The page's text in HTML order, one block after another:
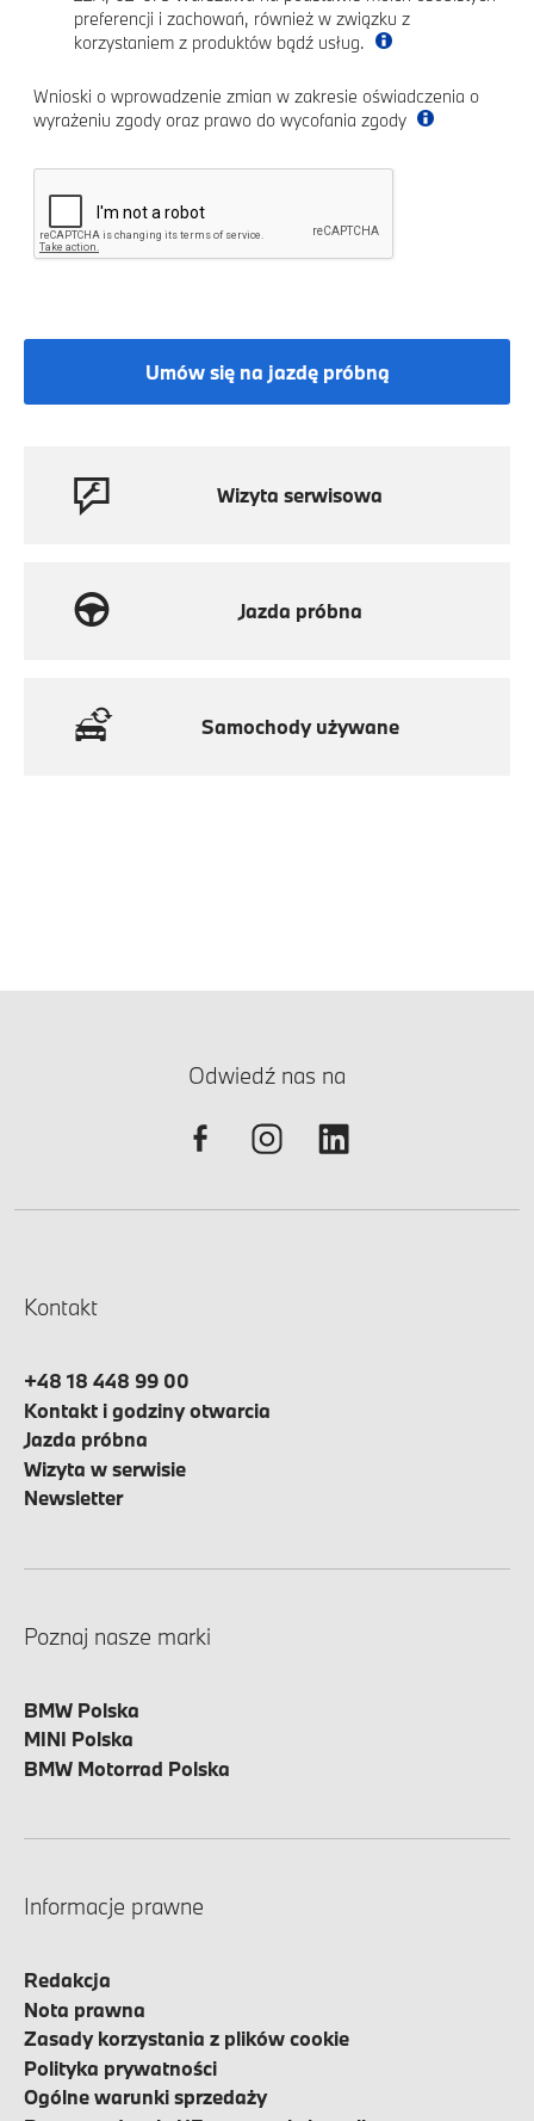
preferencji i zachowań, również w związku z
korzystaniem z produktów bądź usług.
Wnioski o wprowadzenie zmian w zakresie oświadczenia o
wyrażeniu zgody oraz prawo do wycofania zgody
Umów się na jazdę próbną
Wizyta serwisowa
Jazda próbna
Samochody używane
Odwiedź nas na
Kontakt
+48 18 448 99 00
Kontakt i godziny otwarcia
Jazda próbna
Wizyta w serwisie
Newsletter
Poznaj nasze marki
BMW Polska
MINI Polska
BMW Motorrad Polska
Informacje prawne
Redakcja
Nota prawna
Zasady korzystania z plików cookie
Polityka prywatności
Ogólne warunki sprzedaży